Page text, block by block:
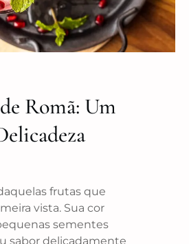
Romã: Um
frutas que
vista. Sua cor
sementes
sabor delicadamente